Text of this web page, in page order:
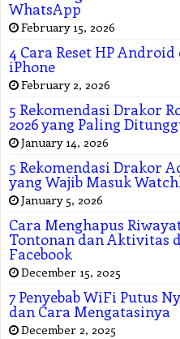
WhatsApp
February 15, 2026
4 Cara Reset HP Android
iPhone
February 2, 2026
5 Rekomendasi Drakor
2026 yang Paling
January 14, 2026
5 Rekomendasi Drakor
yang Wajib Masuk
January 5, 2026
Cara Menghapus
Tontonan dan Aktivitas
Facebook
December 15, 2025
7 Penyebab WiFi Putus
dan Cara Mengatasinya
December 2, 2025